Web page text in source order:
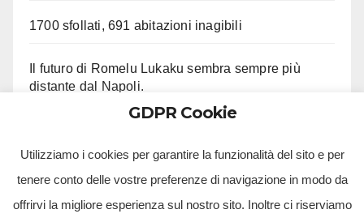
1700 sfollati, 691 abitazioni inagibili
Il futuro di Romelu Lukaku sembra sempre più
distante dal Napoli.
GDPR Cookie
Utilizziamo i cookies per garantire la funzionalità del sito e per
tenere conto delle vostre preferenze di navigazione in modo da
offrirvi la migliore esperienza sul nostro sito. Inoltre ci riserviamo